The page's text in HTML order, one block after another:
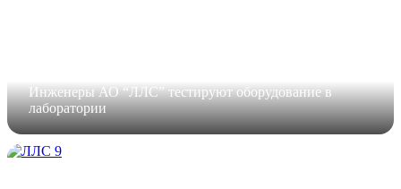
Инженеры АО “ЛЛС” тестируют оборудование в
лаборатории